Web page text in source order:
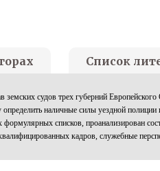
земских судов трех губерний
наличные силы уездной
списков, проанализирован
кадров, служебные
Список